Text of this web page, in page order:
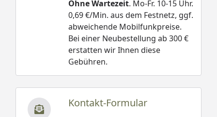
Ohne Wartezeit. Mo-Fr. 10-15 Uhr.
0,69 €/Min. aus dem Festnetz, ggf.
abweichende Mobilfunkpreise.
Bei einer Neubestellung ab 300 €
erstatten wir Ihnen diese
Gebühren.
Kontakt-Formular